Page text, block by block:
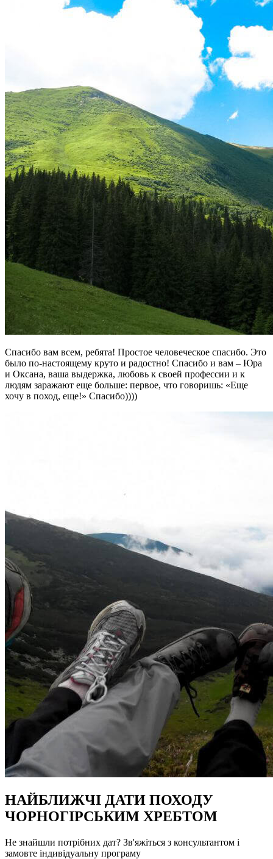
Спасибо вам всем, ребята! Простое человеческое спасибо. Это
было по-настоящему круто и радостно! Спасибо и вам – Юра
и Оксана, ваша выдержка, любовь к своей профессии и к
людям заражают еще больше: первое, что говоришь: «Еще
хочу в поход, еще!» Спасибо))))
НАЙБЛИЖЧІ ДАТИ ПОХОДУ
ЧОРНОГІРСЬКИМ ХРЕБТОМ
Не знайшли потрібних дат? Зв'яжіться з консультантом і
замовте індивідуальну програму